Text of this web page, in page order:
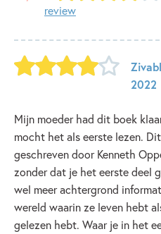
review
2022
Mijn moeder had dit boek
mocht het als eerste lezen.
geschreven door Kenneth
zonder dat je het eerste deel
wel meer achtergrond
wereld waarin ze leven hebt
gelezen hebt. Waar je in het